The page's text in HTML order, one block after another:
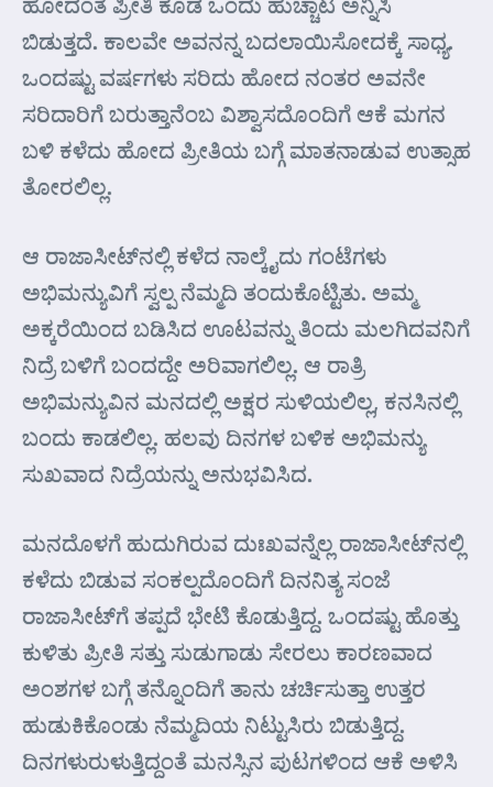
ಬಿಡುತ್ತದೆ. ಕಾಲವೇ ಅವನನ್ನ ಬದಲಾಯಿಸೋದಕ್ಕೆ ಸಾಧ್ಯ.
ಒಂದಷ್ಟು ವರ್ಷಗಳು ಸರಿದು ಹೋದ ನಂತರ ಅವನೇ
ಸರಿದಾರಿಗೆ ಬರುತ್ತಾನೆಂಬ ವಿಶ್ವಾಸದೊಂದಿಗೆ ಆಕೆ ಮಗನ
ಬಳಿ ಕಳೆದು ಹೋದ ಪ್ರೀತಿಯ ಬಗ್ಗೆ ಮಾತನಾಡುವ ಉತ್ಸಾಹ
ತೋರಲಿಲ್ಲ.
ಆ ರಾಜಾಸೀಟ್‌ನಲ್ಲಿ ಕಳೆದ ನಾಲ್ಕೈದು ಗಂಟೆಗಳು
ಅಭಿಮನ್ಯುವಿಗೆ ಸ್ವಲ್ಪ ನೆಮ್ಮದಿ ತಂದುಕೊಟ್ಟಿತು. ಅಮ್ಮ
ಅಕ್ಕರೆಯಿಂದ ಬಡಿಸಿದ ಊಟವನ್ನು ತಿಂದು ಮಲಗಿದವನಿಗೆ
ನಿದ್ರೆ ಬಳಿಗೆ ಬಂದದ್ದೇ ಅರಿವಾಗಲಿಲ್ಲ. ಆ ರಾತ್ರಿ
ಅಭಿಮನ್ಯುವಿನ ಮನದಲ್ಲಿ ಅಕ್ಷರ ಸುಳಿಯಲಿಲ್ಲ, ಕನಸಿನಲ್ಲಿ
ಬಂದು ಕಾಡಲಿಲ್ಲ. ಹಲವು ದಿನಗಳ ಬಳಿಕ ಅಭಿಮನ್ಯು
ಸುಖವಾದ ನಿದ್ರೆಯನ್ನು ಅನುಭವಿಸಿದ.
ಮನದೊಳಗೆ ಹುದುಗಿರುವ ದುಃಖವನ್ನೆಲ್ಲ ರಾಜಾಸೀಟ್‌ನಲ್ಲಿ
ಕಳೆದು ಬಿಡುವ ಸಂಕಲ್ಪದೊಂದಿಗೆ ದಿನನಿತ್ಯ ಸಂಜೆ
ರಾಜಾಸೀಟ್‌ಗೆ ತಪ್ಪದೆ ಭೇಟಿ ಕೊಡುತ್ತಿದ್ದ. ಒಂದಷ್ಟು ಹೊತ್ತು
ಕುಳಿತು ಪ್ರೀತಿ ಸತ್ತು ಸುಡುಗಾಡು ಸೇರಲು ಕಾರಣವಾದ
ಅಂಶಗಳ ಬಗ್ಗೆ ತನ್ನೊಂದಿಗೆ ತಾನು ಚರ್ಚಿಸುತ್ತಾ ಉತ್ತರ
ಹುಡುಕಿಕೊಂಡು ನೆಮ್ಮದಿಯ ನಿಟ್ಟುಸಿರು ಬಿಡುತ್ತಿದ್ದ.
ದಿನಗಳುರುಳುತ್ತಿದ್ದಂತೆ ಮನಸ್ಸಿನ ಪುಟಗಳಿಂದ ಆಕೆ ಅಳಿಸಿ